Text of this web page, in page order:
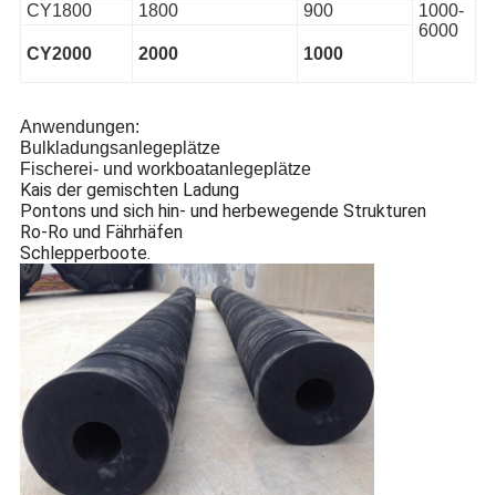
CY1800
1800 900
1000-
6000
CY2000
2000 1000
Anwendungen:
Bulkladungsanlegeplätze
Fischerei- und workboatanlegeplätze
Kais der gemischten Ladung
Pontons und sich hin- und herbewegende Strukturen
Ro-Ro und Fährhäfen
Schlepperboote.